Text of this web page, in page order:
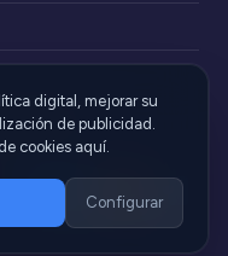
|
·
digital, mejorar su
de publicidad.
cookies aquí.
Configurar